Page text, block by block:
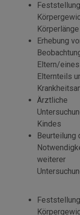
Körperlänge
Erhebung
Eltern/eines
Elternteils
Ärztliche
Kindes
Beurteilung
weiterer